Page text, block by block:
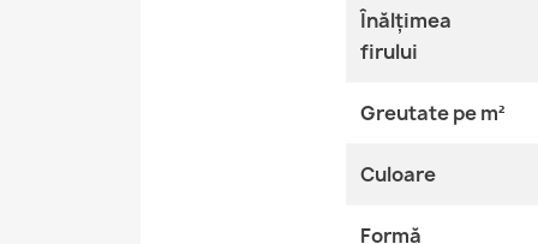
Înălțimea
firului
Greutate pe m²
Culoare
Formă